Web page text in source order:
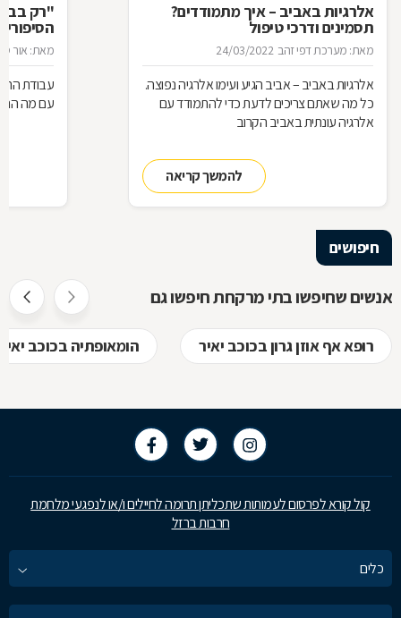
אלרגיות באביב – איך מתמודדים?
תסמינים ודרכי טיפול
מאת: מערכת דפי זהב 24/03/2022
אלרגיות באביב – אביב הגיע ועימו אלרגיה נפוצה.
כל מה שאתם צריכים לדעת כדי להתמודד עם
אלרגיה עונתית באביב הקרוב
להמשך קריאה
"רק
מאת: אור
עבודת
עם מה הם
חיפושים
אנשים שחיפשו בתי מרקחת חיפשו גם
רופא אף אוזן גרון בכוכב יאיר הומאופתיה בכוכב יאיר
קול קורא לפרסום לעמותות שתכליתן תרומה לחיילים ו/או לנפגעי מלחמת
חרבות ברזל
כלים